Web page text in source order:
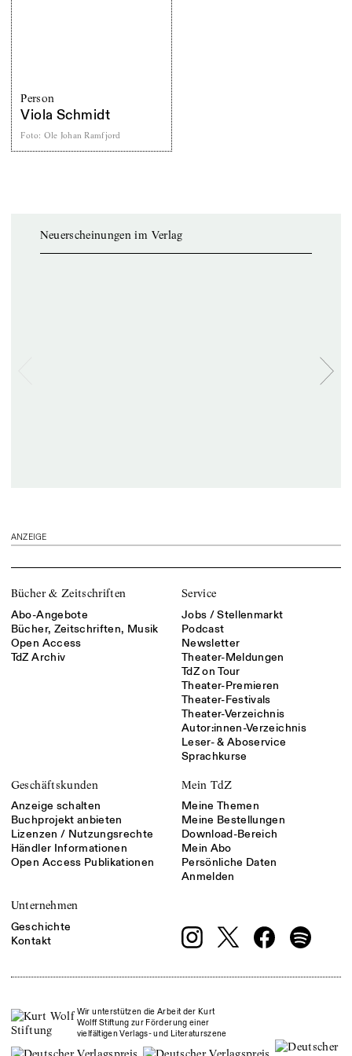
Person
Viola Schmidt
Foto: Ole Johan Ramfjord
Neuerscheinungen im Verlag
ANZEIGE
Bücher & Zeitschriften
Abo-Angebote
Bücher, Zeitschriften, Musik
Open Access
TdZ Archiv
Service
Jobs / Stellenmarkt
Podcast
Newsletter
Theater-Meldungen
TdZ on Tour
Theater-Premieren
Theater-Festivals
Theater-Verzeichnis
Autor:innen-Verzeichnis
Leser- & Aboservice
Sprachkurse
Geschäftskunden
Anzeige schalten
Buchprojekt anbieten
Lizenzen / Nutzungsrechte
Händler Informationen
Open Access Publikationen
Mein TdZ
Meine Themen
Meine Bestellungen
Download-Bereich
Mein Abo
Persönliche Daten
Anmelden
Unternehmen
Geschichte
Kontakt
Wir unterstützen die Arbeit der Kurt
Wolff Stiftung zur Förderung einer
vielfältigen Verlags- und Literaturszene